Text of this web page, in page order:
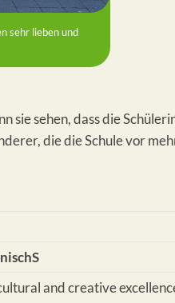
sehr lieben und
sie sehen, dass die
die die Schule vor
and creative